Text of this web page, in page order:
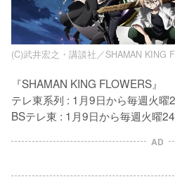
(C)武井宏之・講談社／SHAMAN KING
『SHAMAN KING FLOWERS』
テレ東系列 : 1月9日から毎週火曜
BSテレ東 : 1月9日から毎週火曜
AD